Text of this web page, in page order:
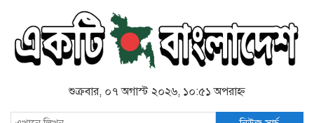
শুক্রবার, ০৭ অগাস্ট ২০২৬, ১০:৫১ অপরাহ্ন